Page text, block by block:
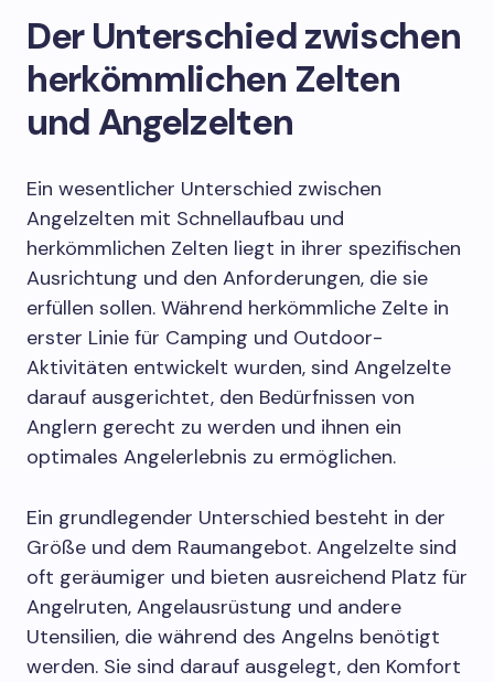
Der Unterschied zwischen
herkömmlichen Zelten
und Angelzelten
Ein wesentlicher Unterschied zwischen
Angelzelten mit Schnellaufbau und
herkömmlichen Zelten liegt in ihrer spezifischen
Ausrichtung und den Anforderungen, die sie
erfüllen sollen. Während herkömmliche Zelte in
erster Linie für Camping und Outdoor-
Aktivitäten entwickelt wurden, sind Angelzelte
darauf ausgerichtet, den Bedürfnissen von
Anglern gerecht zu werden und ihnen ein
optimales Angelerlebnis zu ermöglichen.
Ein grundlegender Unterschied besteht in der
Größe und dem Raumangebot. Angelzelte sind
oft geräumiger und bieten ausreichend Platz für
Angelruten, Angelausrüstung und andere
Utensilien, die während des Angelns benötigt
werden. Sie sind darauf ausgelegt, den Komfort